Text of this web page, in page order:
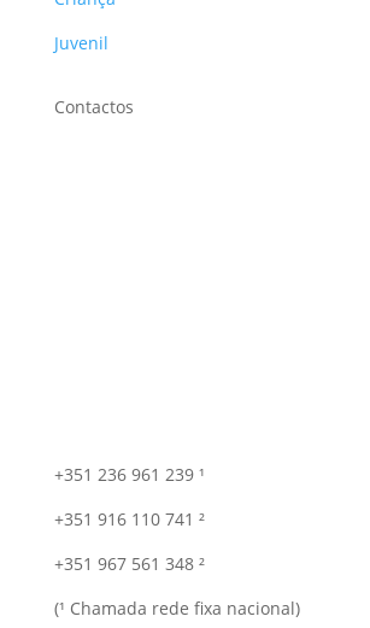
Juvenil
Contactos
+351 236 961 239 ¹
+351 916 110 741 ²
+351 967 561 348 ²
(¹ Chamada rede fixa nacional)